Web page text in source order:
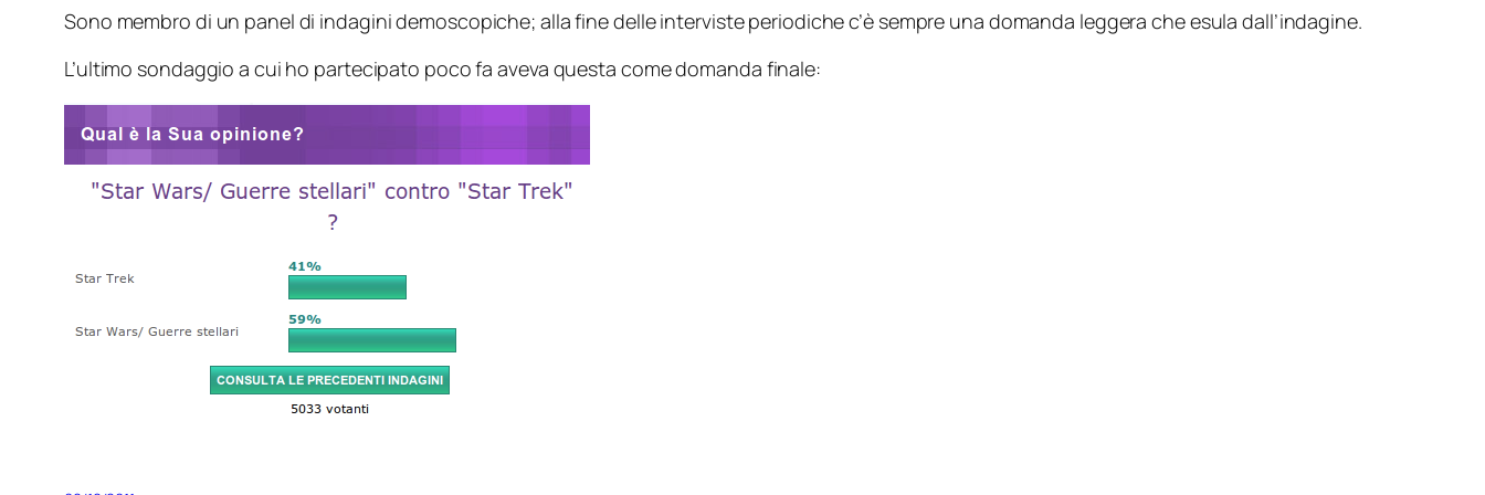
Sono membro di un panel di indagini demoscopiche; alla fine delle interviste periodiche c’è sempre una domanda leggera che esula dall’indagine.
L’ultimo sondaggio a cui ho partecipato poco fa aveva questa come domanda finale: